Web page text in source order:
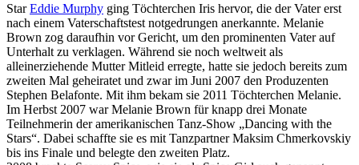
StarEddie Murphy ging Töchterchen Iris hervor, die der Vater erst
nach einem Vaterschaftstest notgedrungen anerkannte. Melanie
Brown zog daraufhin vor Gericht, um den prominenten Vater auf
Unterhalt zu verklagen. Während sie noch weltweit als
alleinerziehende Mutter Mitleid erregte, hatte sie jedoch bereits zum
zweiten Mal geheiratet und zwar im Juni 2007 den Produzenten
Stephen Belafonte. Mit ihm bekam sie 2011 Töchterchen Melanie.
Im Herbst 2007 war Melanie Brown für knapp drei Monate
Teilnehmerin der amerikanischen Tanz-Show „Dancing with the
Stars“. Dabei schaffte sie es mit Tanzpartner Maksim Chmerkovskiy
bis ins Finale und belegte den zweiten Platz.